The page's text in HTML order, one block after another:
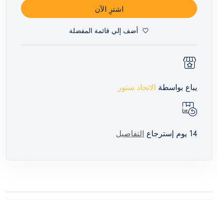
اشترِ الآن
أضف إلي قائمة المفضلة
يباع بواسطة الاتحاد ستور
14 يوم إسترجاع التفاصيل